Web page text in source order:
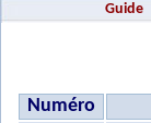
Guide
Numéro